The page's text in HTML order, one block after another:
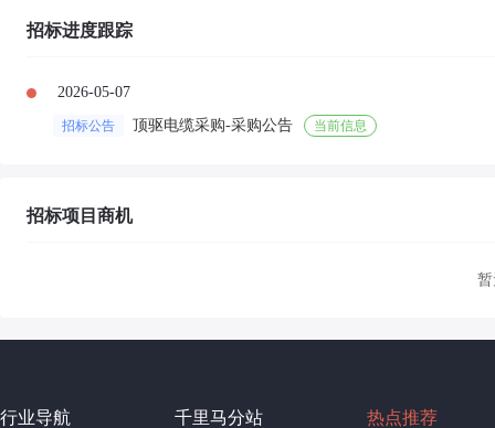
招标进度跟踪
2026-05-07
招标公告 顶驱电缆采购-采购公告 当前信息
招标项目商机
行业导航 千里马分站 热点推荐